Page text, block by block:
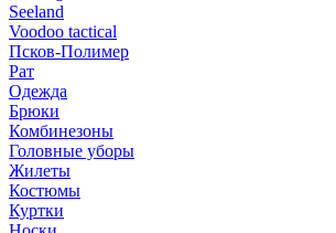
Seeland
Voodoo tactical
Псков-Полимер
Рат
Одежда
Брюки
Комбинезоны
Головные уборы
Жилеты
Костюмы
Куртки